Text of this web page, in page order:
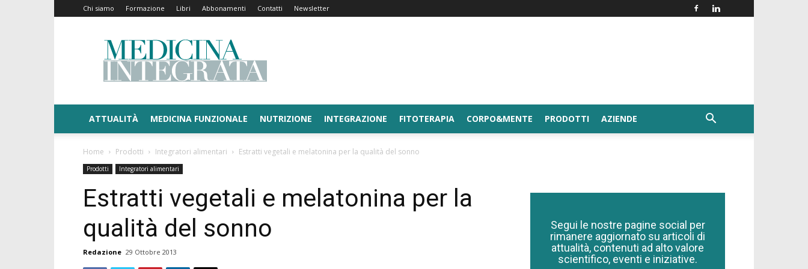
Chi siamo Formazione Libri Abbonamenti Contatti Newsletter
Medicina
Integrata
ATTUALITÀ MEDICINA FUNZIONALE NUTRIZIONE INTEGRAZIONE FITOTERAPIA CORPO&MENTE PRODOTTI AZIENDE
Home Prodotti Integratori alimentari Estratti vegetali e melatonina per la qualità del sonno
Prodotti Integratori alimentari
Estratti vegetali e melatonina per la
qualità del sonno
Redazione 29 Ottobre 2013
Segui le nostre pagine social per
rimanere aggiornato su articoli di
attualità, contenuti ad alto valore
scientifico, eventi e iniziative.